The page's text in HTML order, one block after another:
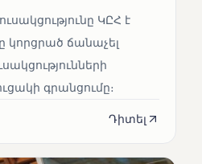
ԿԸՀ է
կորցրած ճանաչել
գրանցումը։
Դիտել